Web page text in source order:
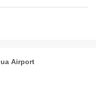
Airport